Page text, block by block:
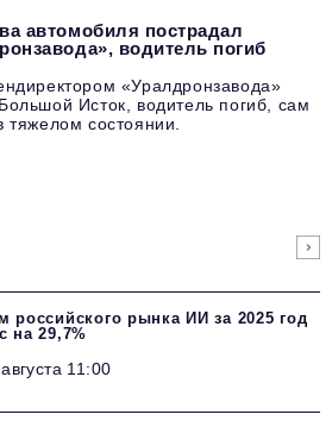
автомобиля пострадал
водитель погиб
«Уралдронзавода»
Исток, водитель погиб, сам
тяжелом состоянии.
российского рынка ИИ за 2025 год
на 29,7%
11:00